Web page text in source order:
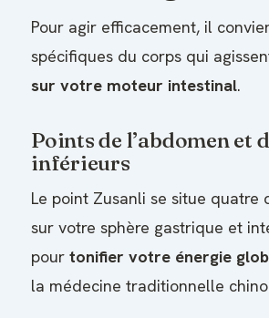
Pour agir efficacement, il
spécifiques du corps qui
sur votre moteur intestinal.
Points de l’abdomen et
inférieurs
Le point Zusanli se situe quatre
sur votre sphère gastrique et
pour tonifier votre énergie
la médecine traditionnelle